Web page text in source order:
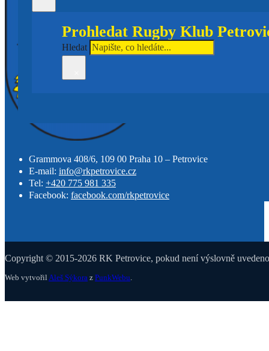
Prohledat Rugby Klub
Hledat
Grammova 408/6, 109 00 Praha 10 – Petrovice
E-mail: info@rkpetrovice.cz
Tel: +420 775 981 335
Facebook: facebook.com/rkpetrovice
Copyright © 2015-2026 RK Petrovice, pokud není výslovně
Web vytvořil Aleš Sýkora z PunkWebu